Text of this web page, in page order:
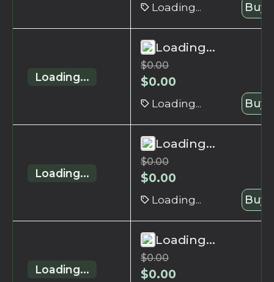
Loading... Buy
Loading...
Loading...
$0.00
$0.00
Loading... Buy
Loading...
Loading...
$0.00
$0.00
Loading... Buy
Loading...
Loading...
$0.00
$0.00